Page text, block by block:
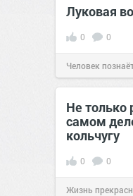
Луковая
0 0
Человек
Не только
самом
кольчугу
0 0
Жизнь